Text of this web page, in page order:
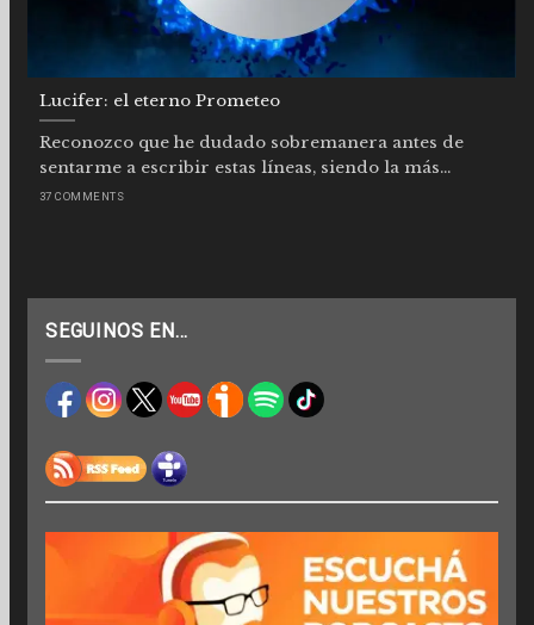
Lucifer: el eterno Prometeo
Reconozco que he dudado sobremanera antes de
sentarme a escribir estas líneas, siendo la más...
37 COMMENTS
SEGUINOS EN…